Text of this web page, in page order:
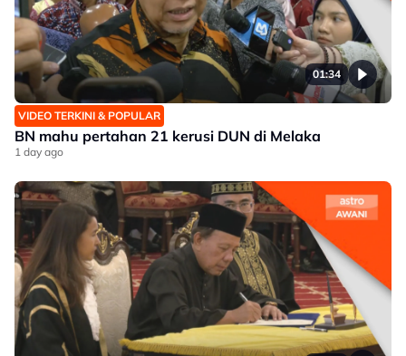
01:34
VIDEO TERKINI & POPULAR
BN mahu pertahan 21 kerusi DUN di Melaka
1 day ago